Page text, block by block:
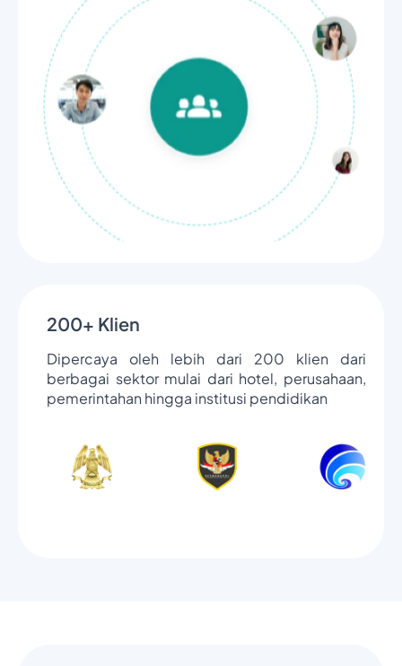
200+ Klien
Dipercaya oleh lebih dari 200 klien dari
berbagai sektor mulai dari hotel, perusahaan,
pemerintahan hingga institusi pendidikan